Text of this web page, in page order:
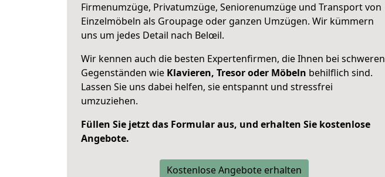
Firmenumzüge, Privatumzüge, Seniorenumzüge und Transport von
Einzelmöbeln als Groupage oder ganzen Umzügen. Wir kümmern
uns um jedes Detail nach Belœil.
Wir kennen auch die besten Expertenfirmen, die Ihnen bei schweren
Gegenständen wie Klavieren, Tresor oder Möbeln behilflich sind.
Lassen Sie uns dabei helfen, sie entspannt und stressfrei
umzuziehen.
Füllen Sie jetzt das Formular aus, und erhalten Sie kostenlose
Angebote.
Kostenlose Angebote erhalten